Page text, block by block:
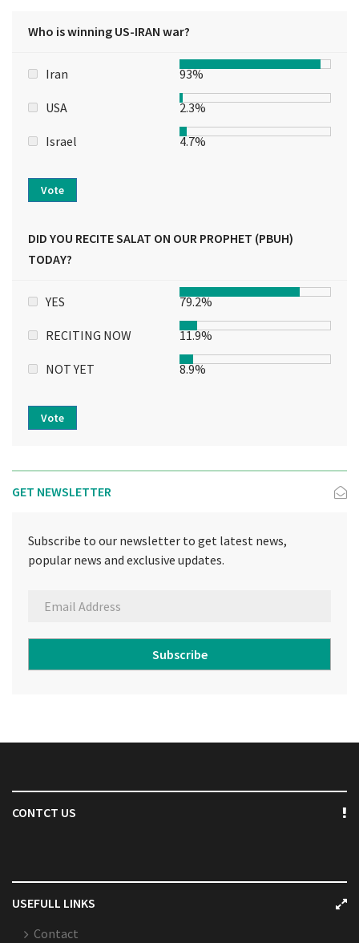
Who is winning US-IRAN war?
Iran 93%
USA 2.3%
Israel 4.7%
Vote
DID YOU RECITE SALAT ON OUR PROPHET (PBUH)
TODAY?
YES 79.2%
RECITING NOW 11.9%
NOT YET 8.9%
Vote
GET NEWSLETTER
Subscribe to our newsletter to get latest news,
popular news and exclusive updates.
Subscribe
CONTCT US
USEFULL LINKS
Contact